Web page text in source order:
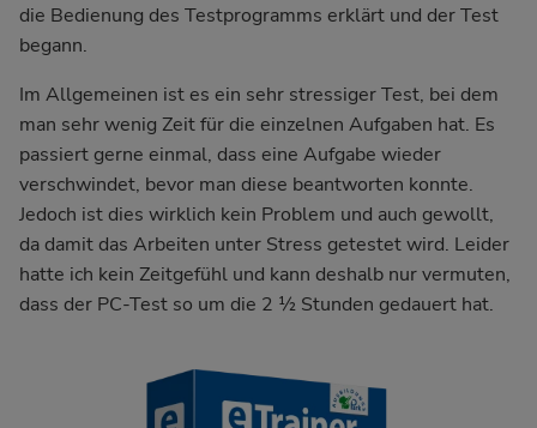
die Bedienung des Testprogramms erklärt und der Test
begann.
Im Allgemeinen ist es ein sehr stressiger Test, bei dem
man sehr wenig Zeit für die einzelnen Aufgaben hat. Es
passiert gerne einmal, dass eine Aufgabe wieder
verschwindet, bevor man diese beantworten konnte.
Jedoch ist dies wirklich kein Problem und auch gewollt,
da damit das Arbeiten unter Stress getestet wird. Leider
hatte ich kein Zeitgefühl und kann deshalb nur vermuten,
dass der PC-Test so um die 2 ½ Stunden gedauert hat.